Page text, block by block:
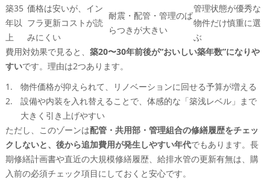
築35
年以
上
価格は安いが、イン
フラ更新コストが読
みにくい
耐震・配管・管理のば
らつきが大きい
管理状態が優秀な
物件だけ慎重に選
ぶ
費用対効果で見ると、 築20〜30年前後が“おいしい築年数”になりや
すいです。理由は2つあります。
物件価格が抑えられて、リノベーションに回せる予算が増える
設備や内装を入れ替えることで、体感的な「築浅レベル」まで
大きく引き上げやすい
ただし、このゾーンは配管・共用部・管理組合の修繕履歴をチェッ
クしないと、後から追加費用が発生しやすい年代でもあります。長
期修繕計画書や直近の大規模修繕履歴、給排水管の更新有無は、購
入前の必須チェック項目にしておくと安心です。